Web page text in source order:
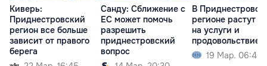
Киверь:
Приднестровский
регион все больше
зависит от правого
берега
Санду: Сближение с
ЕС может помочь
разрешить
приднестровский
вопрос
В
регионе растут
на услуги и
продовольствие
19 Мар. 06:40